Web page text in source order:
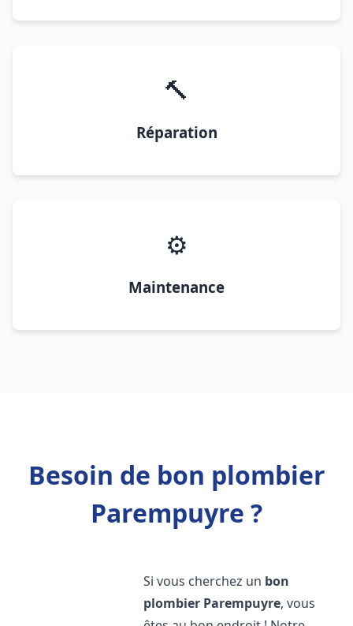
🔨
Réparation
⚙️
Maintenance
Besoin de bon plombier
Parempuyre ?
Si vous cherchez un bon
plombier Parempuyre, vous